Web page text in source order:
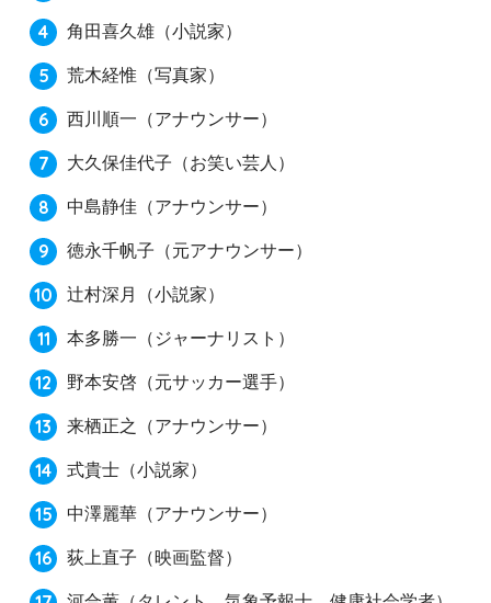
角田喜久雄 （小説家）
荒木経惟 （写真家）
西川順一 （アナウンサー）
大久保佳代子 （お笑い芸人）
中島静佳 （アナウンサー）
徳永千帆子 （元アナウンサー）
辻村深月 （小説家）
本多勝一 （ジャーナリスト）
野本安啓 （元サッカー選手）
来栖正之 （アナウンサー）
式貴士 （小説家）
中澤麗華 （アナウンサー）
荻上直子 （映画監督）